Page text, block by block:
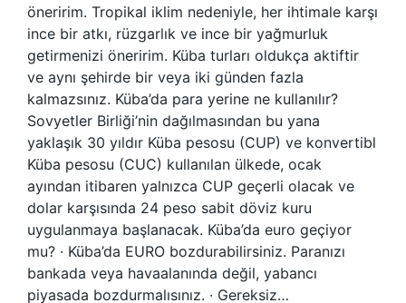
öneririm. Tropikal iklim nedeniyle, her ihtimale karşı
ince bir atkı, rüzgarlık ve ince bir yağmurluk
getirmenizi öneririm. Küba turları oldukça aktiftir
ve aynı şehirde bir veya iki günden fazla
kalmazsınız. Küba’da para yerine ne kullanılır?
Sovyetler Birliği’nin dağılmasından bu yana
yaklaşık 30 yıldır Küba pesosu (CUP) ve konvertibl
Küba pesosu (CUC) kullanılan ülkede, ocak
ayından itibaren yalnızca CUP geçerli olacak ve
dolar karşısında 24 peso sabit döviz kuru
uygulanmaya başlanacak. Küba’da euro geçiyor
mu? · Küba’da EURO bozdurabilirsiniz. Paranızı
bankada veya havaalanında değil, yabancı
piyasada bozdurmalısınız. · Gereksiz…